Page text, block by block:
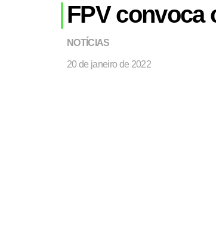
FPV convoca
NOTÍCIAS
20 de janeiro de 2022